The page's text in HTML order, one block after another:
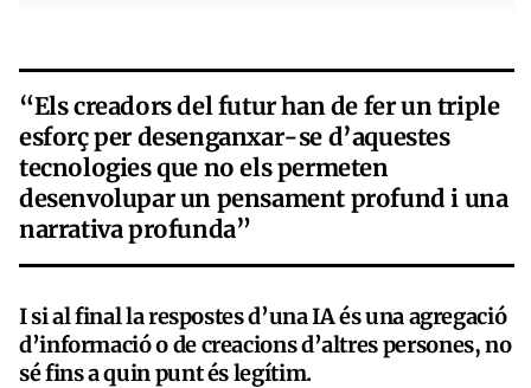
“Els creadors del futur han de fer un triple
esforç per desenganxar-se d’aquestes
tecnologies que no els permeten
desenvolupar un pensament profund i una
narrativa profunda”
I si al final la respostes d’una IA és una agregació
d’informació o de creacions d’altres persones, no
sé fins a quin punt és legítim.